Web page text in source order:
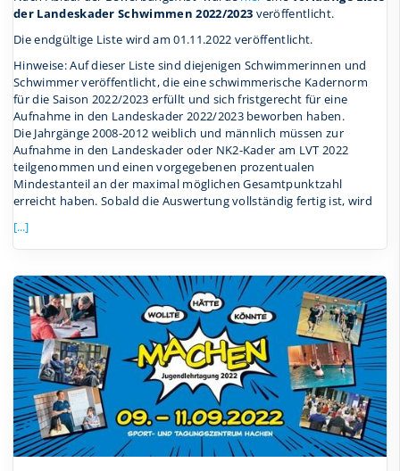
der Landeskader Schwimmen 2022/2023 veröffentlicht.
Die endgültige Liste wird am 01.11.2022 veröffentlicht.
Hinweise: Auf dieser Liste sind diejenigen Schwimmerinnen und
Schwimmer veröffentlicht, die eine schwimmerische Kadernorm
für die Saison 2022/2023 erfüllt und sich fristgerecht für eine
Aufnahme in den Landeskader 2022/2023 beworben haben.
Die Jahrgänge 2008-2012 weiblich und männlich müssen zur
Aufnahme in den Landeskader oder NK2-Kader am LVT 2022
teilgenommen und einen vorgegebenen prozentualen
Mindestanteil an der maximal möglichen Gesamtpunktzahl
erreicht haben. Sobald die Auswertung vollständig fertig ist, wird
[...]